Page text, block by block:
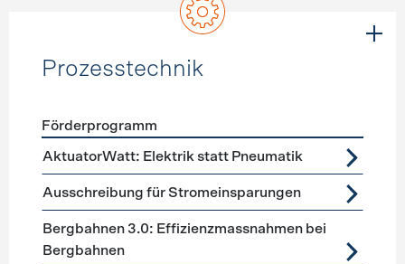
Prozesstechnik
Förderprogramme Prozesstechnik
Förderprogramm
AktuatorWatt: Elektrik statt Pneumatik
Ausschreibung für Stromeinsparungen
Bergbahnen 3.0: Effizienzmassnahmen bei
Bergbahnen